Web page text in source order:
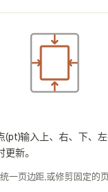
输入上、右、下、左
新。
一页边距,或修剪固定的页